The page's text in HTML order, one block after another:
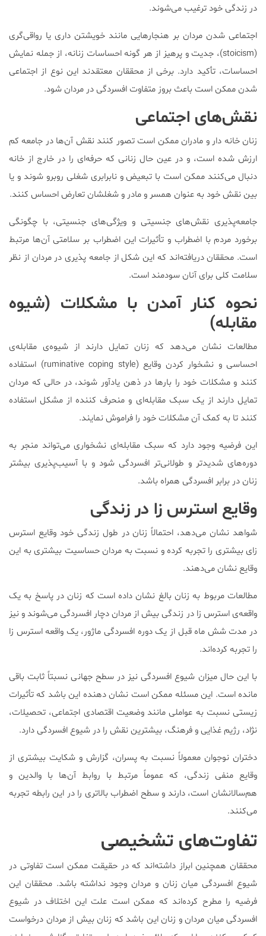
در زندگی خود ترغیب می‌شوند.
اجتماعی شدن مردان بر هنجار‌هایی مانند خویشتن داری یا رواقی‌گری
(stoicism)، جدیت و پرهیز از هر گونه احساسات زنانه، از جمله نمایش
احساسات، تأکید دارد. برخی از محققان معتقدند این نوع از اجتماعی
شدن ممکن است باعث بروز متفاوت افسردگی در مردان شود.
نقش‌های اجتماعی
زنان خانه‌ دار و مادران ممکن است تصور کنند نقش آن‌ها در جامعه کم
ارزش شده است، و در عین حال زنانی که حرفه‌ای را در خارج از خانه
دنبال می‌کنند ممکن است با تبعیض و نابرابری شغلی روبرو شوند و یا
بین نقش خود به عنوان همسر و مادر و شغلشان تعارض احساس کنند.
جامعه‌پذیری نقش‌های جنسیتی و ویژگی‌های جنسیتی، با چگونگی
برخورد مردم با اضطراب و تأثیرات این اضطراب بر سلامتی آن‌ها مرتبط
است. محققان دریافته‌اند که این شکل از جامعه پذیری در مردان از نظر
سلامت کلی برای آنان سودمند است.
نحوه کنار آمدن با مشکلات (شیوه
مقابله)
مطالعات نشان می‌دهد که زنان تمایل دارند از شیوه‌ی مقابله‌ی
احساسی و نشخوار کردن وقایع (ruminative coping style) استفاده
کنند و مشکلات خود را بارها در ذهن یاد‌آور ‌شوند، در حالی که مردان
تمایل دارند از یک سبک مقابله‌ای و منحرف کننده از مشکل استفاده
کنند تا به کمک آن مشکلات خود را فراموش نمایند.
این فرضیه وجود دارد که سبک مقابله‌‌ای نشخواری می‌تواند منجر به
دوره‌های شدید‌تر و طولانی‌تر افسردگی شود و با آسیب‌پذیری بیشتر
زنان در برابر افسردگی همراه باشد.
وقایع استرس‌ زا در زندگی
شواهد نشان می‌دهد، احتمالاً زنان در طول زندگی خود وقایع استرس‌
زای بیشتری را تجربه کرده و نسبت به مردان حساسیت بیشتری به این
وقایع نشان می‌دهند.
مطالعات مربوط به زنان بالغ نشان داده است که زنان در پاسخ به یک
واقعه‌ی استرس‌ زا در زندگی بیش از مردان دچار افسردگی می‌شوند و نیز
در مدت شش ماه قبل از یک دوره افسردگی ماژور، یک واقعه استرس‌ زا
را تجربه کرده‌اند.
با این حال میزان شیوع افسردگی نیز در سطح جهانی نسبتاً ثابت باقی
مانده است. این مسئله ممکن است نشان دهنده این باشد که تأثیرات
زیستی نسبت به عواملی مانند وضعیت اقتصادی اجتماعی، تحصیلات،
نژاد، رژیم غذایی و فرهنگ، بیشترین نقش را در شیوع افسردگی دارد.
دختران نوجوان معمولاً نسبت به پسران، گزارش و شکایت بیشتری از
وقایع منفی زندگی، که عموماً مرتبط با روابط آن‌ها با والدین و
هم‌سالانشان است، دارند و سطح اضطراب بالاتری را در این رابطه تجربه
می‌کنند.
تفاوت‌های تشخیصی
محققان همچنین ابراز داشته‌اند که در حقیقت ممکن است تفاوتی در
شیوع افسردگی میان زنان و مردان وجود نداشته‌ باشد. محققان این
فرضیه را مطرح کرده‌اند که ممکن است علت این اختلاف در شیوع
افسردگی میان مردان و زنان این باشد که زنان بیش از مردان درخواست